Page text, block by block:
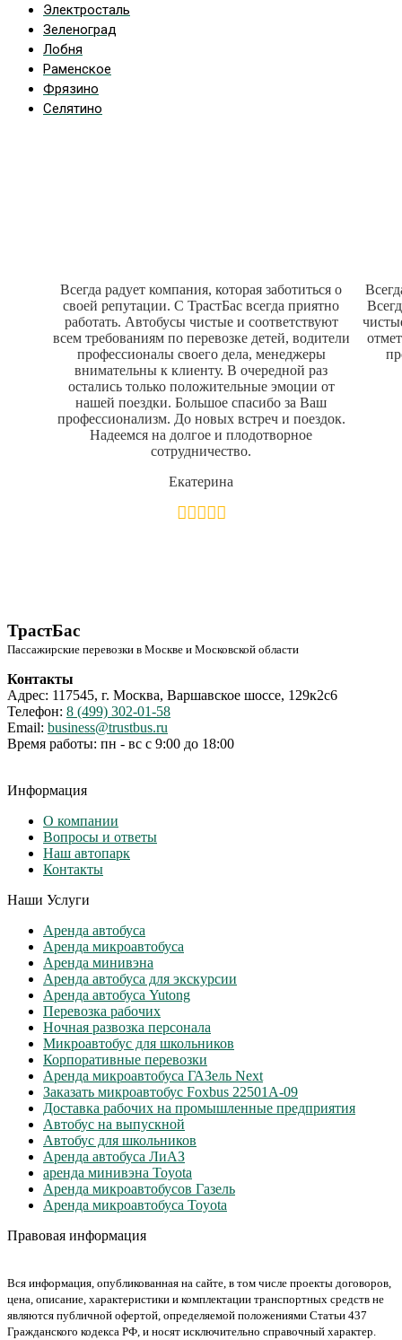
Электросталь
Зеленоград
Лобня
Раменское
Фрязино
Селятино
Всегда радует компания, которая заботиться о
своей репутации. С ТрастБас всегда приятно
работать. Автобусы чистые и соответствуют
всем требованиям по перевозке детей, водители
профессионалы своего дела, менеджеры
внимательны к клиенту. В очередной раз
остались только положительные эмоции от
нашей поездки. Большое спасибо за Ваш
профессионализм. До новых встреч и поездок.
Надеемся на долгое и плодотворное
сотрудничество.
Екатерина
ТрастБас
Пассажирские перевозки в Москве и Московской области
Контакты
Адрес: 117545, г. Москва, Варшавское шоссе, 129к2с6
Телефон: 8 (499) 302-01-58
Email: business@trustbus.ru
Время работы: пн - вс с 9:00 до 18:00
Информация
О компании
Вопросы и ответы
Наш автопарк
Контакты
Наши Услуги
Аренда автобуса
Аренда микроавтобуса
Аренда минивэна
Аренда автобуса для экскурсии
Аренда автобуса Yutong
Перевозка рабочих
Ночная развозка персонала
Микроавтобус для школьников
Корпоративные перевозки
Аренда микроавтобуса ГАЗель Next
Заказать микроавтобус Foxbus 22501А-09
Доставка рабочих на промышленные предприятия
Автобус на выпускной
Автобус для школьников
Аренда автобуса ЛиАЗ
аренда минивэна Toyota
Аренда микроавтобусов Газель
Аренда микроавтобуса Toyota
Правовая информация
Вся информация, опубликованная на сайте, в том числе проекты договоров,
цена, описание, характеристики и комплектации транспортных средств не
являются публичной офертой, определяемой положениями Статьи 437
Гражданского кодекса РФ, и носят исключительно справочный характер.